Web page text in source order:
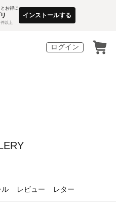
お得に
以上
インストールする
ログイン
ル レビュー レター